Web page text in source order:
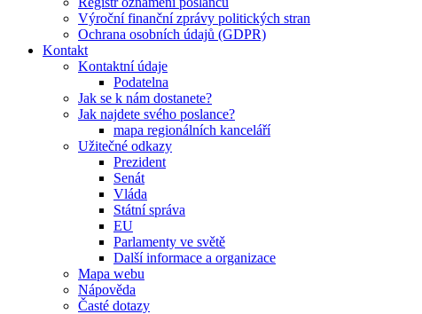
Výroční finanční zprávy politických stran
Ochrana osobních údajů (GDPR)
Kontakt
Kontaktní údaje
Podatelna
Jak se k nám dostanete?
Jak najdete svého poslance?
mapa regionálních kanceláří
Užitečné odkazy
Prezident
Senát
Vláda
Státní správa
EU
Parlamenty ve světě
Další informace a organizace
Mapa webu
Nápověda
Časté dotazy